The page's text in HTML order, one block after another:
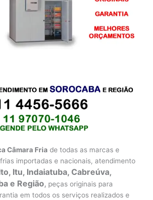
Câmara Fria de todas as marcas e
importadas e nacionais, atendimento
Itu, Indaiatuba, Cabreúva,
e Região, peças originais para
em todos os serviços realizados e